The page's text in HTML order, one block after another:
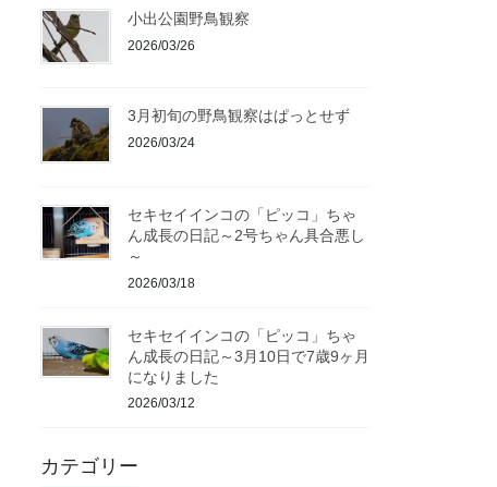
小出公園野鳥観察
2026/03/26
3月初旬の野鳥観察はぱっとせず
2026/03/24
セキセイインコの「ピッコ」ちゃ
ん成長の日記～2号ちゃん具合悪し
～
2026/03/18
セキセイインコの「ピッコ」ちゃ
ん成長の日記～3月10日で7歳9ヶ月
になりました
2026/03/12
カテゴリー